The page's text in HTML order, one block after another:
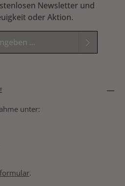
Newsletter und
oder Aktion.
die
der Gleichung in das
unter:
.